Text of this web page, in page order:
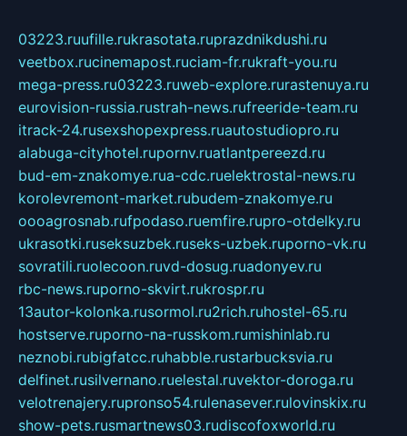
03223.ruufille.rukrasotata.ruprazdnikdushi.ru
veetbox.rucinemapost.ruciam-fr.rukraft-you.ru
mega-press.ru03223.ruweb-explore.rurastenuya.ru
eurovision-russia.rustrah-news.rufreeride-team.ru
itrack-24.rusexshopexpress.ruautostudiopro.ru
alabuga-cityhotel.rupornv.ruatlantpereezd.ru
bud-em-znakomye.rua-cdc.ruelektrostal-news.ru
korolevremont-market.rubudem-znakomye.ru
oooagrosnab.rufpodaso.ruemfire.rupro-otdelky.ru
ukrasotki.ruseksuzbek.ruseks-uzbek.ruporno-vk.ru
sovratili.ruolecoon.ruvd-dosug.ruadonyev.ru
rbc-news.ruporno-skvirt.rukrospr.ru
13autor-kolonka.rusormol.ru2rich.ruhostel-65.ru
hostserve.ruporno-na-russkom.rumishinlab.ru
neznobi.rubigfatcc.ruhabble.rustarbucksvia.ru
delfinet.rusilvernano.ruelestal.ruvektor-doroga.ru
velotrenajery.rupronso54.rulenasever.rulovinskix.ru
show-pets.rusmartnews03.rudiscofoxworld.ru